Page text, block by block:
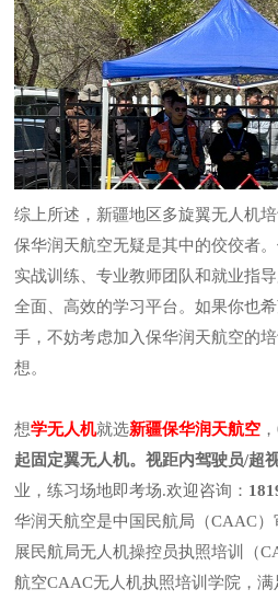
综上所述，新疆地区多旋翼无人机
保华润天航空无疑是其中的佼佼者
实战训练、专业教师团队和就业指
全面、高效的学习平台。如果你也
手，不妨考虑加入保华润天航空的
想。
想学无人机就选新疆保华润天航空
起固定翼无人机。视距内驾驶员/超
业，练习场地即考场.欢迎咨询：
华润天航空是中国民航局（CAAC
展民航局无人机操控员执照培训（
航空CAAC无人机执照培训学院，满